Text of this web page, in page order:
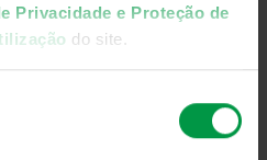
Privacidade e Proteção de
do site.
Banco Central Europeu a qual
meses, a rendibilidade dos
mobiliários disponíveis,